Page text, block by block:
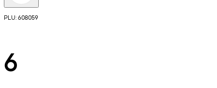
PLU: 608059
6